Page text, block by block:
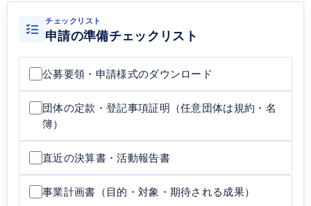
チェックリスト
申請の準備チェックリスト
公募要領・申請様式のダウンロード
団体の定款・登記事項証明（任意団体は規約・名
簿）
直近の決算書・活動報告書
事業計画書（目的・対象・期待される成果）